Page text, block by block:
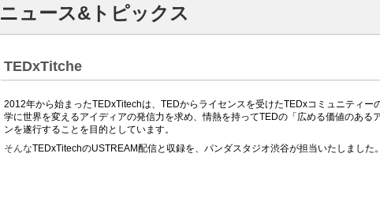
ニュース&トピックス
TEDxTitche
2012年から始まったTEDxTitechは、TEDからライセンスを受けたTEDxコミュニティー
学に世界を変えるアイディアの発信力を求め、情熱を持ってTEDの「広める価値のある
ンを遂行することを目的としています。
そんなTEDxTitechのUSTREAM配信と収録を、パンダスタジオ渋谷が担当いたしました。